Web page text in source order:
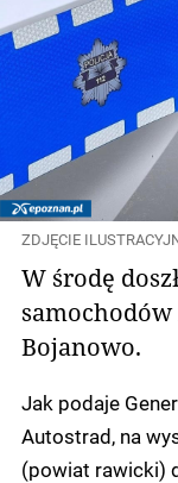
ZDJĘCIE
W środę
samochodów
Bojanowo.
Jak podaje
Autostrad, na
(powiat rawicki)